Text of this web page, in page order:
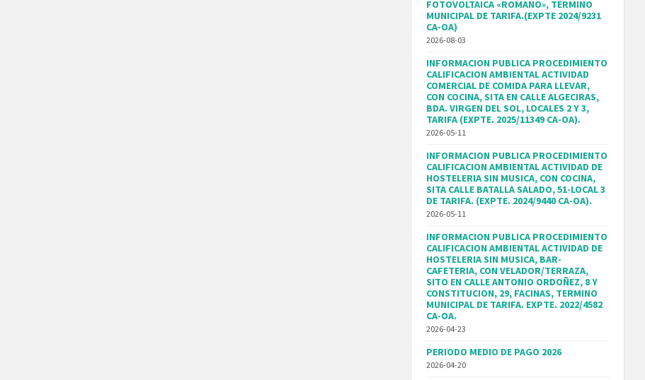
FOTOVOLTAICA «ROMANO», TERMINO
MUNICIPAL DE TARIFA.(EXPTE 2024/9231
CA-OA)
2026-08-03
INFORMACION PUBLICA PROCEDIMIENTO
CALIFICACION AMBIENTAL ACTIVIDAD
COMERCIAL DE COMIDA PARA LLEVAR,
CON COCINA, SITA EN CALLE ALGECIRAS,
BDA. VIRGEN DEL SOL, LOCALES 2 Y 3,
TARIFA (EXPTE. 2025/11349 CA-OA).
2026-05-11
INFORMACION PUBLICA PROCEDIMIENTO
CALIFICACION AMBIENTAL ACTIVIDAD DE
HOSTELERIA SIN MUSICA, CON COCINA,
SITA CALLE BATALLA SALADO, 51-LOCAL 3
DE TARIFA. (EXPTE. 2024/9440 CA-OA).
2026-05-11
INFORMACION PUBLICA PROCEDIMIENTO
CALIFICACION AMBIENTAL ACTIVIDAD DE
HOSTELERIA SIN MUSICA, BAR-
CAFETERIA, CON VELADOR/TERRAZA,
SITO EN CALLE ANTONIO ORDOÑEZ, 8 Y
CONSTITUCION, 29, FACINAS, TERMINO
MUNICIPAL DE TARIFA. EXPTE. 2022/4582
CA-OA.
2026-04-23
PERIODO MEDIO DE PAGO 2026
2026-04-20